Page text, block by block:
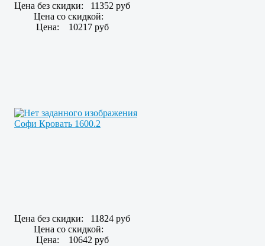
Цена без скидки:
11352 руб
Цена со скидкой:
Цена:
10217 руб
Софи Кровать 1600.2
Цена без скидки:
11824 руб
Цена со скидкой:
Цена:
10642 руб